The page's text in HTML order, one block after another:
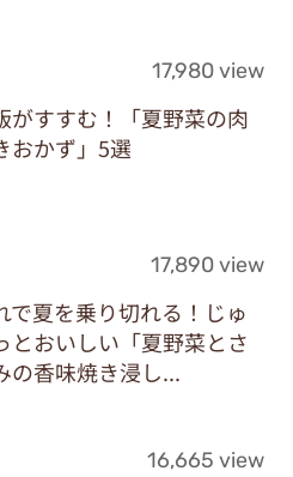
17,980 view
がすすむ！「夏野菜の肉
おかず」5選
17,890 view
で夏を乗り切れる！じゅ
とおいしい「夏野菜とさ
の香味焼き浸し...
16,665 view